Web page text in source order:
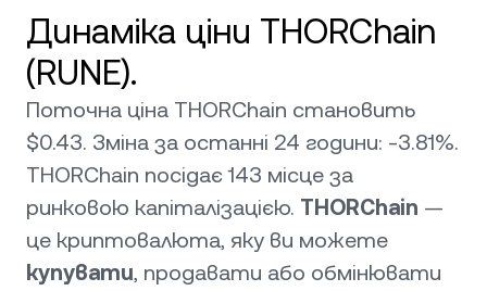
Динаміка ціни THORChain
(RUNE).
Поточна ціна THORChain становить
$0.43. Зміна за останні 24 години: -3.81%.
THORChain посідає 143 місце за
ринковою капіталізацією. THORChain —
це криптовалюта, яку ви можете
купувати, продавати або обмінювати